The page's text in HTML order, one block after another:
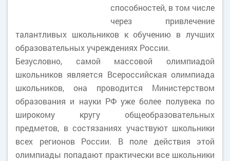
способностей, в том числе
через привлечение
талантливых школьников к обучению в лучших
образовательных учреждениях России.
Безусловно, самой массовой олимпиадой
школьников является Всероссийская олимпиада
школьников, она проводится Министерством
образования и науки РФ уже более полувека по
широкому кругу общеобразовательных
предметов, в состязаниях участвуют школьники
всех регионов России. В поле действия этой
олимпиады попадают практически все школьники